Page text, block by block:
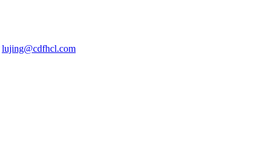
lujing@cdfhcl.com